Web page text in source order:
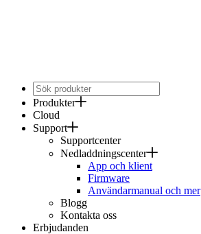
Produkter
Cloud
Support
Supportcenter
Nedladdningscenter
App och klient
Firmware
Användarmanual och mer
Blogg
Kontakta oss
Erbjudanden